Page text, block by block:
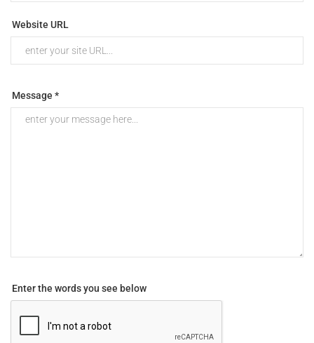
Website URL
Message *
Enter the words you see below